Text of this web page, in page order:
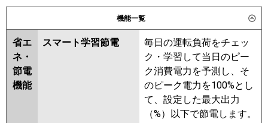
PA-P56B7GNC
PSZ-ZRMP56K3 PSZ-ZRMP56K2
PSZ-ZRMP56KZ
PSZ-ZRMP56KV
ZRMP56KR
日立 RPV-GP56RGH4 RPV-GP56RGH3
RPV-GP56RGH2 RPV-AP56GH6
RPV-GP56RGH1 RPV-AP56GH5
RPV-GP56RGH
機能一覧
省エ
ネ・
節電
機能
スマート学習節電
毎日の運転負荷をチェッ
ク・学習して当日のピー
ク消費電力を予測し、そ
のピーク電力を100%とし
て、設定した最大出力
（%）以下で節電します。